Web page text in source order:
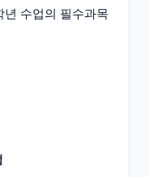
년 수업의 필수과목